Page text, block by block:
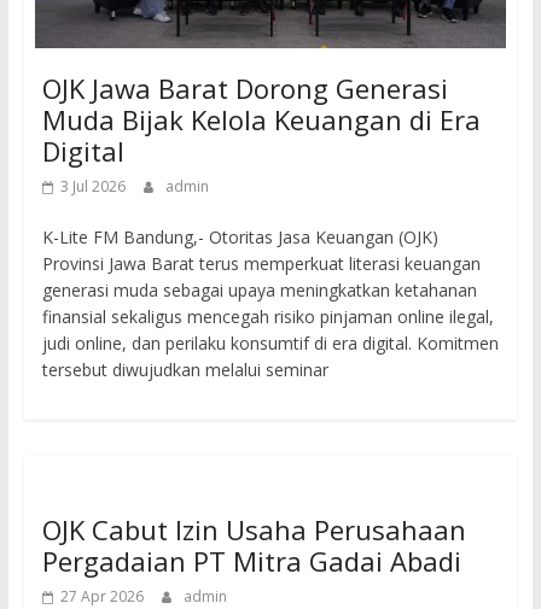
OJK Jawa Barat Dorong Generasi
Muda Bijak Kelola Keuangan di Era
Digital
3 Jul 2026 admin
K-Lite FM Bandung,- Otoritas Jasa Keuangan (OJK)
Provinsi Jawa Barat terus memperkuat literasi keuangan
generasi muda sebagai upaya meningkatkan ketahanan
finansial sekaligus mencegah risiko pinjaman online ilegal,
judi online, dan perilaku konsumtif di era digital. Komitmen
tersebut diwujudkan melalui seminar
OJK Cabut Izin Usaha Perusahaan
Pergadaian PT Mitra Gadai Abadi
27 Apr 2026 admin